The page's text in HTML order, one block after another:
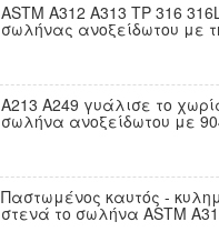
ASTM A312 A313 TP 316
σωλήνας ανοξείδωτου με
A213 A249 γυάλισε το
σωλήνα ανοξείδωτου με
Παστωμένος καυτός -
στενά το σωλήνα ASTM
ανοξείδωτου για τη